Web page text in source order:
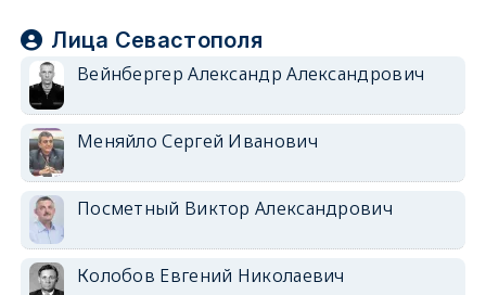
Лица Севастополя
Вейнбергер Александр Александрович
Меняйло Сергей Иванович
Посметный Виктор Александрович
Колобов Евгений Николаевич